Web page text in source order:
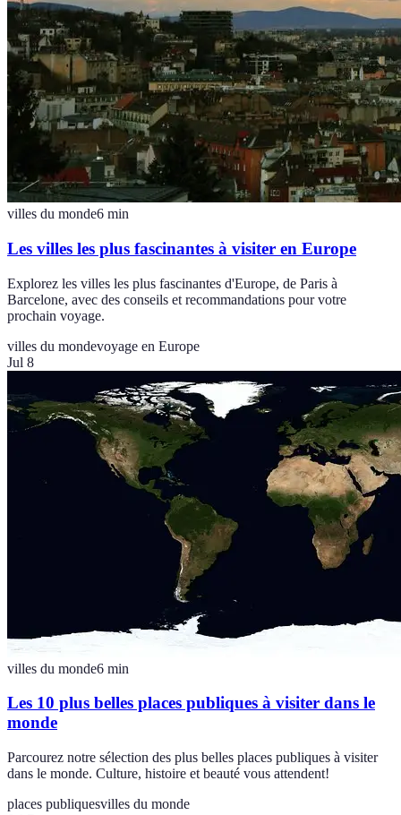
villes du monde6 min
Les villes les plus fascinantes à visiter en Europe
Explorez les villes les plus fascinantes d'Europe, de Paris à
Barcelone, avec des conseils et recommandations pour votre
prochain voyage.
villes du mondevoyage en Europe
Jul 8
villes du monde6 min
Les 10 plus belles places publiques à visiter dans le
monde
Parcourez notre sélection des plus belles places publiques à visiter
dans le monde. Culture, histoire et beauté vous attendent!
places publiquesvilles du monde